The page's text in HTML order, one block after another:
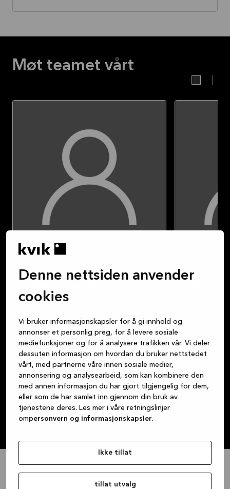
Denne nettsiden anvender
cookies
Vi bruker informasjonskapsler for å gi innhold og
annonser et personlig preg, for å levere sosiale
mediefunksjoner og for å analysere trafikken vår. Vi deler
dessuten informasjon om hvordan du bruker nettstedet
vårt, med partnerne våre innen sosiale medier,
annonsering og analysearbeid, som kan kombinere den
med annen informasjon du har gjort tilgjengelig for dem,
eller som de har samlet inn gjennom din bruk av
tjenestene deres. Les mer i våre retningslinjer
ompersonvern og informasjonskapsler.
Ikke tillat
tillat utvalg
Møt teamet vårt
Montør
Olafs Zunde
olafszu@tromso.kvik.no
Montør